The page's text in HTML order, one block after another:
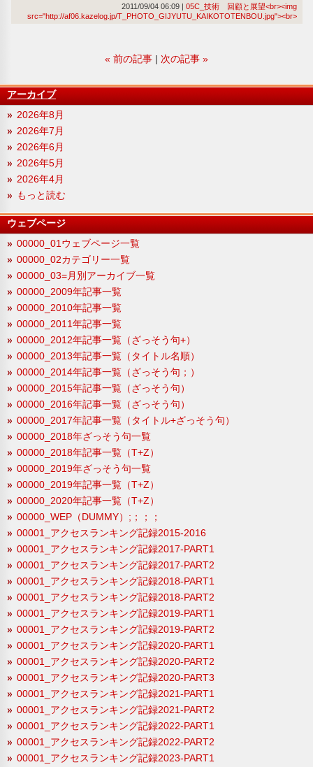
2011/09/04 06:09
05C_技術 回顧と展望<br><img
src="http://af06.kazelog.jp/T_PHOTO_GIJYUTU_KAIKOTOTENBOU.jpg"><br>
« 前の記事 次の記事 »
アーカイブ
2026年8月
2026年7月
2026年6月
2026年5月
2026年4月
もっと読む
ウェブページ
00000_01ウェブページ一覧
00000_02カテゴリー一覧
00000_03=月別アーカイブ一覧
00000_2009年記事一覧
00000_2010年記事一覧
00000_2011年記事一覧
00000_2012年記事一覧（ざっそう句+）
00000_2013年記事一覧（タイトル名順）
00000_2014年記事一覧（ざっそう句；）
00000_2015年記事一覧（ざっそう句）
00000_2016年記事一覧（ざっそう句）
00000_2017年記事一覧（タイトル+ざっそう句）
00000_2018年ざっそう句一覧
00000_2018年記事一覧（T+Z）
00000_2019年ざっそう句一覧
00000_2019年記事一覧（T+Z）
00000_2020年記事一覧（T+Z）
00000_WEP（DUMMY）;；；；
00001_アクセスランキング記録2015-2016
00001_アクセスランキング記録2017-PART1
00001_アクセスランキング記録2017-PART2
00001_アクセスランキング記録2018-PART1
00001_アクセスランキング記録2018-PART2
00001_アクセスランキング記録2019-PART1
00001_アクセスランキング記録2019-PART2
00001_アクセスランキング記録2020-PART1
00001_アクセスランキング記録2020-PART2
00001_アクセスランキング記録2020-PART3
00001_アクセスランキング記録2021-PART1
00001_アクセスランキング記録2021-PART2
00001_アクセスランキング記録2022-PART1
00001_アクセスランキング記録2022-PART2
00001_アクセスランキング記録2023-PART1